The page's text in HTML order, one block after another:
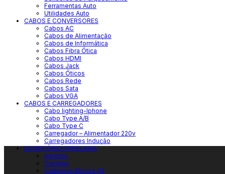
Ferramentas Auto
Utilidades Auto
CABOS E CONVERSORES
Cabos AC
Cabos de Alimentação
Cabos de Informática
Cabos Fibra Ótica
Cabos HDMI
Cabos Jack
Cabos Óticos
Cabos Rede
Cabos Sata
Cabos VGA
CABOS E CARREGADORES
Cabo lighting-Iphone
Cabo Type A/B
Cabo Type C
Carregador – Alimentador 220v
Carregadores Indução
ESCRITÓRIO-PAPELARIA
Agrafos
Canetas
Cadernos Blocos A5